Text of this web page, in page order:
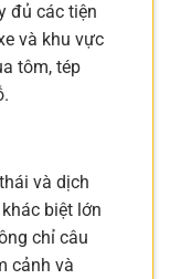
đủ các tiện
và khu vực
tôm, tép
và dịch
biệt lớn
chỉ câu
cảnh và